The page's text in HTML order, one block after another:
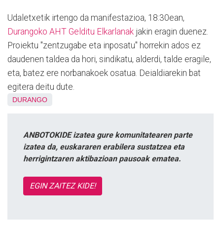
Udaletxetik irtengo da manifestazioa, 18:30ean,
Durangoko AHT Gelditu Elkarlanak jakin eragin duenez.
Proiektu "zentzugabe eta inposatu" horrekin ados ez
daudenen taldea da hori, sindikatu, alderdi, talde eragile,
eta, batez ere norbanakoek osatua. Deialdiarekin bat
egitera deitu dute.
DURANGO
ANBOTOKIDE izatea gure komunitatearen parte
izatea da, euskararen erabilera sustatzea eta
herrigintzaren aktibazioan pausoak ematea.
EGIN ZAITEZ KIDE!